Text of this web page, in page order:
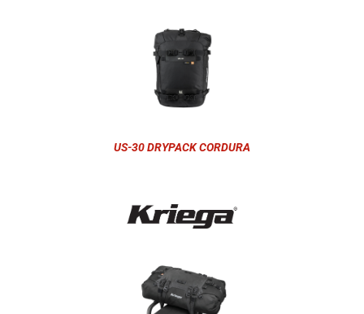
US-30 DRYPACK CORDURA